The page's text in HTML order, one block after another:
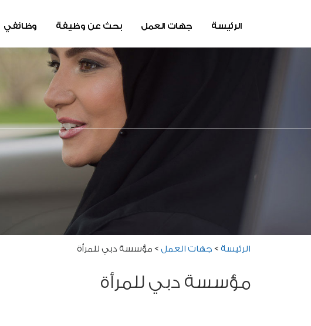
الرئيسة جهات العمل بحث عن وظيفة وظائفي
الرئيسة > جهات العمل > مؤسسة دبي للمرأة
مؤسسة دبي للمرأة